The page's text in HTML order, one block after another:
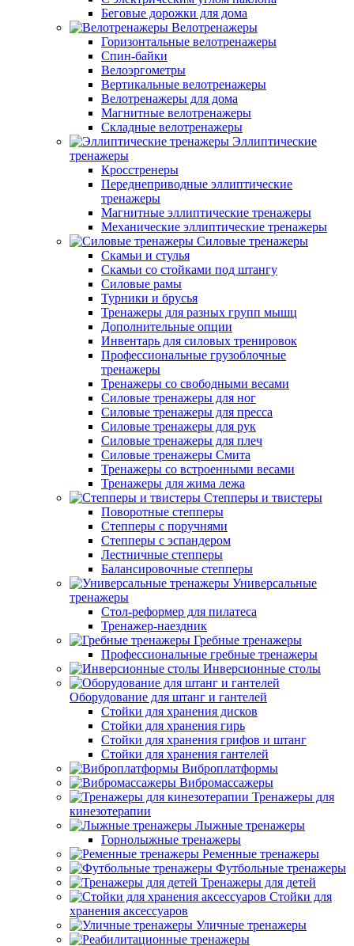
Беговые дорожки для дома
Велотренажеры
Горизонтальные велотренажеры
Спин-байки
Велоэргометры
Вертикальные велотренажеры
Велотренажеры для дома
Магнитные велотренажеры
Складные велотренажеры
Эллиптические
тренажеры
Кросстренеры
Переднеприводные эллиптические
тренажеры
Магнитные эллиптические тренажеры
Механические эллиптические тренажеры
Силовые тренажеры
Скамьи и стулья
Скамьи со стойками под штангу
Силовые рамы
Турники и брусья
Тренажеры для разных групп мышц
Дополнительные опции
Инвентарь для силовых тренировок
Профессиональные грузоблочные
тренажеры
Тренажеры со свободными весами
Силовые тренажеры для ног
Силовые тренажеры для пресса
Силовые тренажеры для рук
Силовые тренажеры для плеч
Силовые тренажеры Смита
Тренажеры со встроенными весами
Тренажеры для жима лежа
Степперы и твистеры
Поворотные степперы
Степперы с поручнями
Степперы с эспандером
Лестничные степперы
Балансировочные степперы
Универсальные
тренажеры
Стол-реформер для пилатеса
Тренажер-наездник
Гребные тренажеры
Профессиональные гребные тренажеры
Инверсионные столы
Оборудование для штанг и гантелей
Стойки для хранения дисков
Стойки для хранения гирь
Стойки для хранения грифов и штанг
Стойки для хранения гантелей
Виброплатформы
Вибромассажеры
Тренажеры для
кинезотерапии
Лыжные тренажеры
Горнолыжные тренажеры
Ременные тренажеры
Футбольные тренажеры
Тренажеры для детей
Стойки для
хранения аксессуаров
Уличные тренажеры